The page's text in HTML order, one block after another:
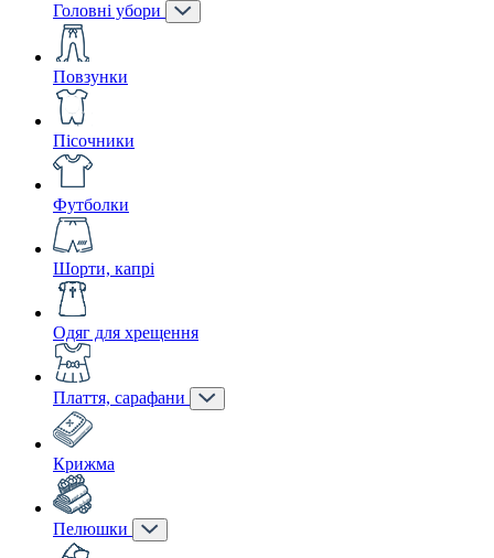
Головні убори
Повзунки
Пісочники
Футболки
Шорти, капрі
Одяг для хрещення
Плаття, сарафани
Крижма
Пелюшки